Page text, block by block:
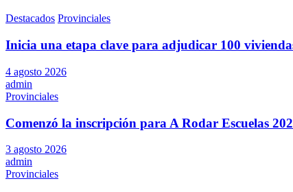
Destacados Provinciales
Inicia una etapa clave para adjudicar 100
4 agosto 2026
admin
Provinciales
Comenzó la inscripción para A Rodar Escuelas
3 agosto 2026
admin
Provinciales